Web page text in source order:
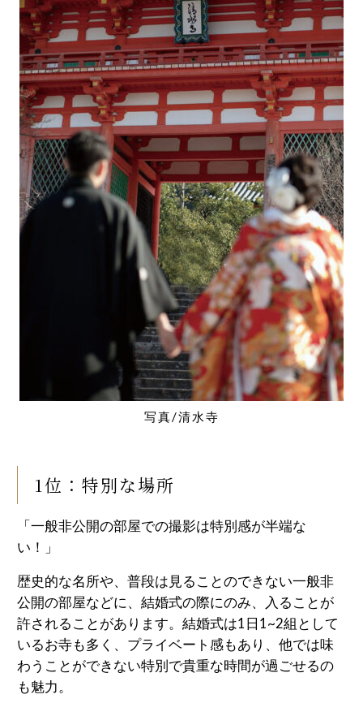
写真/清水寺
1位：特別な場所
「一般非公開の部屋での撮影は特別感が半端な
い！」
歴史的な名所や、普段は見ることのできない一般非
公開の部屋などに、結婚式の際にのみ、入ることが
許されることがあります。結婚式は1日1~2組として
いるお寺も多く、プライベート感もあり、他では味
わうことができない特別で貴重な時間が過ごせるの
も魅力。